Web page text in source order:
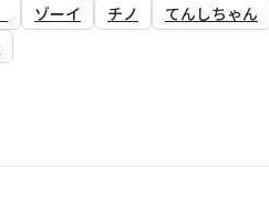
ゾーイ チノ
てんしちゃん